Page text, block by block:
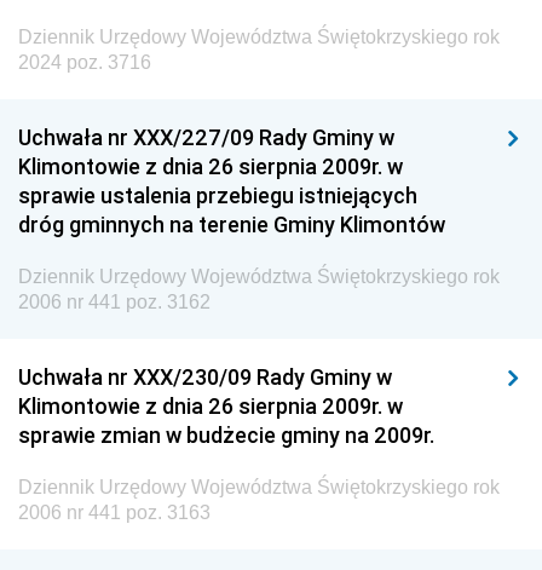
Dziennik Urzędowy Województwa Świętokrzyskiego rok
2024 poz. 3716
Uchwała nr XXX/227/09 Rady Gminy w
Klimontowie z dnia 26 sierpnia 2009r. w
sprawie ustalenia przebiegu istniejących
dróg gminnych na terenie Gminy Klimontów
Dziennik Urzędowy Województwa Świętokrzyskiego rok
2006 nr 441 poz. 3162
Uchwała nr XXX/230/09 Rady Gminy w
Klimontowie z dnia 26 sierpnia 2009r. w
sprawie zmian w budżecie gminy na 2009r.
Dziennik Urzędowy Województwa Świętokrzyskiego rok
2006 nr 441 poz. 3163